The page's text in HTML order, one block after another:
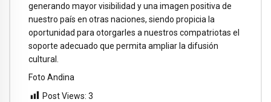
generando mayor visibilidad y una imagen positiva de
nuestro país en otras naciones, siendo propicia la
oportunidad para otorgarles a nuestros compatriotas el
soporte adecuado que permita ampliar la difusión
cultural.
Foto Andina
Post Views: 3